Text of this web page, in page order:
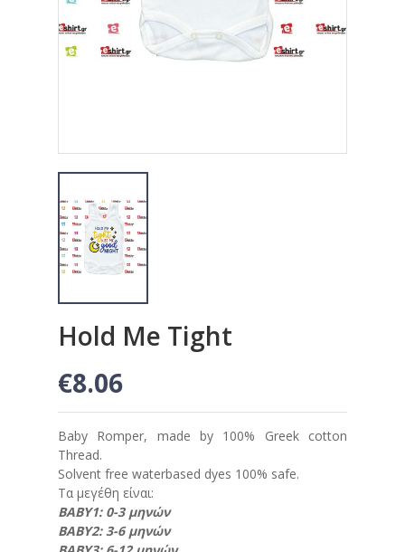
Hold Me Tight
€8.06
Baby Romper, made by 100% Greek cotton
Thread.
Solvent free waterbased dyes 100% safe.
Τα μεγέθη είναι:
ΒΑΒΥ1: 0-3 μηνών
ΒΑΒΥ2: 3-6 μηνών